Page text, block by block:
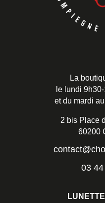
La
le lundi
et du mardi
2 bis Place
60200
03